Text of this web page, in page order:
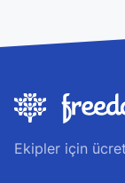
Ekipler için